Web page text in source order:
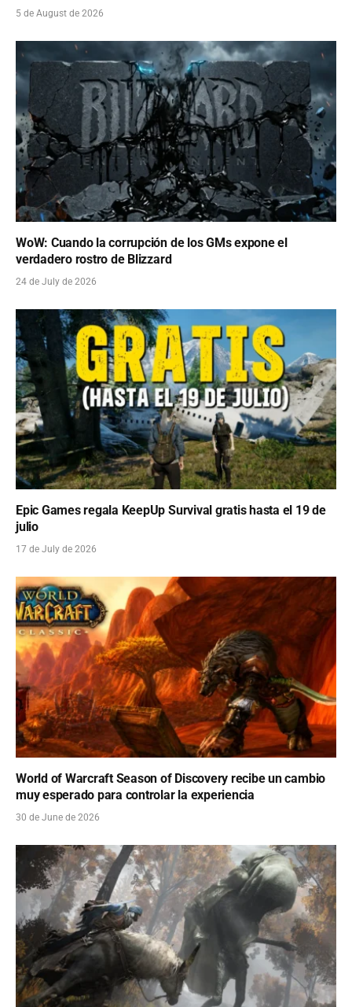
5 de August de 2026
WoW: Cuando la corrupción de los GMs expone el
verdadero rostro de Blizzard
24 de July de 2026
Epic Games regala KeepUp Survival gratis hasta el 19 de
julio
17 de July de 2026
World of Warcraft Season of Discovery recibe un cambio
muy esperado para controlar la experiencia
30 de June de 2026